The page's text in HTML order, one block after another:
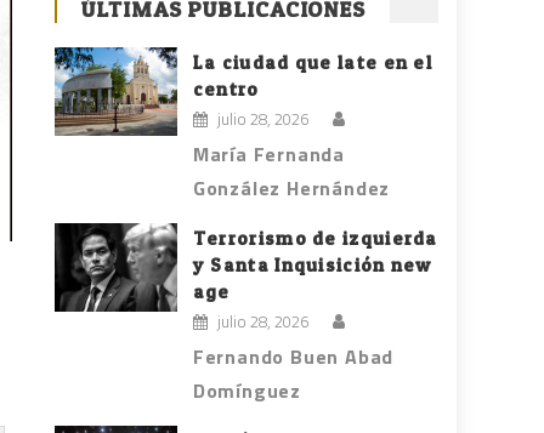
ÚLTIMAS PUBLICACIONES
La ciudad que late en el
centro
julio 28, 2026
María Fernanda
González Hernández
Terrorismo de izquierda
y Santa Inquisición new
age
julio 28, 2026
Fernando Buen Abad
Domínguez